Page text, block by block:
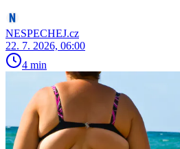
NESPECHEJ.cz
22. 7. 2026, 06:00
4 min